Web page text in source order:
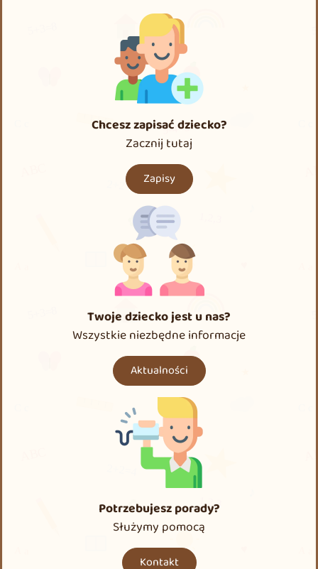
Chcesz zapisać dziecko?
Zacznij tutaj
Zapisy
Twoje dziecko jest u nas?
Wszystkie niezbędne informacje
Aktualności
Potrzebujesz porady?
Służymy pomocą
Kontakt